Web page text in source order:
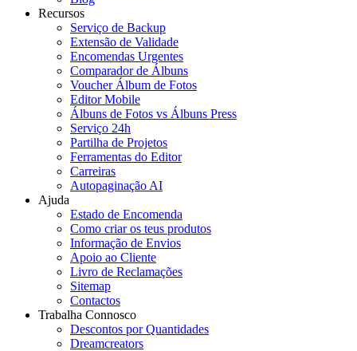
Recursos
Serviço de Backup
Extensão de Validade
Encomendas Urgentes
Comparador de Álbuns
Voucher Álbum de Fotos
Editor Mobile
Álbuns de Fotos vs Álbuns Press
Serviço 24h
Partilha de Projetos
Ferramentas do Editor
Carreiras
Autopaginação AI
Ajuda
Estado de Encomenda
Como criar os teus produtos
Informação de Envios
Apoio ao Cliente
Livro de Reclamações
Sitemap
Contactos
Trabalha Connosco
Descontos por Quantidades
Dreamcreators